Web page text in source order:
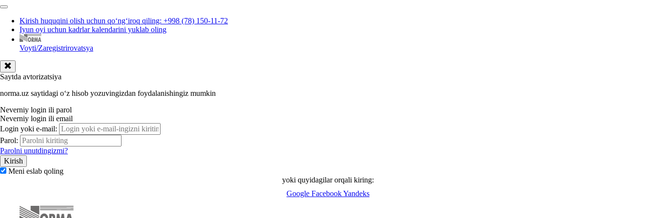
Kirish huquqini olish uchun qoʻngʻiroq qiling: +998 (78) 150-11-72
Iyun oyi uchun kadrlar kalendarini yuklab oling
Voyti/Zaregistrirovatsya
Saytda avtorizatsiya
norma.uz saytidagi oʻz hisob yozuvingizdan foydalanishingiz mumkin
Neverniy login ili parol
Neverniy login ili email
Login yoki e-mail:
Parol:
Parolni unutdingizmi?
Meni eslab qoling
yoki quyidagilar orqali kiring:
Google FacebookYandeks